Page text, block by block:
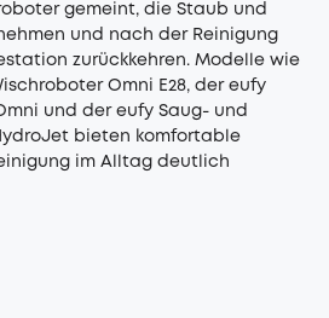
gemeint, die Staub und
und nach der Reinigung
zurückkehren. Modelle wie
Omni E28, der eufy
und der eufy Saug- und
bieten komfortable
im Alltag deutlich